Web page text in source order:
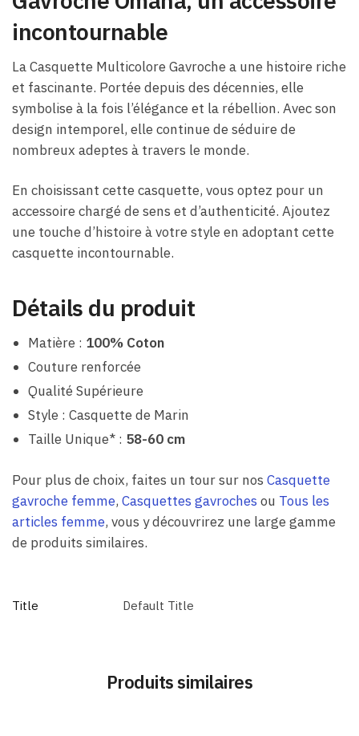
incontournable
La Casquette Multicolore Gavroche a une histoire riche
et fascinante. Portée depuis des décennies, elle
symbolise à la fois l’élégance et la rébellion. Avec son
design intemporel, elle continue de séduire de
nombreux adeptes à travers le monde.
En choisissant cette casquette, vous optez pour un
accessoire chargé de sens et d’authenticité. Ajoutez
une touche d’histoire à votre style en adoptant cette
casquette incontournable.
Détails du produit
Matière : 100% Coton
Couture renforcée
Qualité Supérieure
Style : Casquette de Marin
Taille Unique* : 58-60 cm
Pour plus de choix, faites un tour sur nos Casquette
gavroche femme, Casquettes gavroches ou Tous les
articles femme, vous y découvrirez une large gamme
de produits similaires.
Title Default Title
Produits similaires